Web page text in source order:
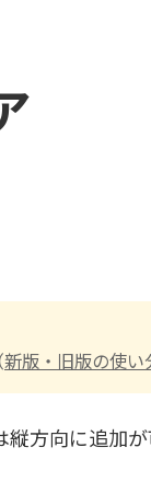
新版・旧版の使い
方向に追加が